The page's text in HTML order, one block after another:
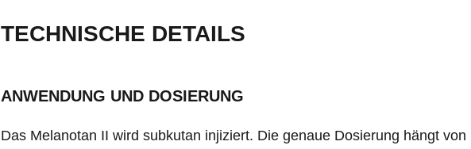
TECHNISCHE DETAILS
ANWENDUNG UND DOSIERUNG
Das Melanotan II wird subkutan injiziert. Die genaue Dosierung hängt